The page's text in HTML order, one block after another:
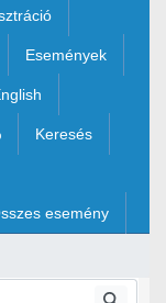
Események
Keresés
esemény